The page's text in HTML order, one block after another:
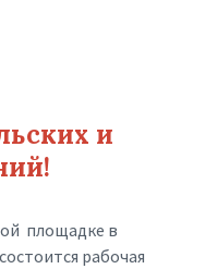
и
площадке в
рабочая